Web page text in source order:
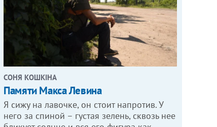
СОНЯ КОШКІНА
Памяти Макса Левина
Я сижу на лавочке, он стоит напротив. У
него за спиной – густая зелень, сквозь нее